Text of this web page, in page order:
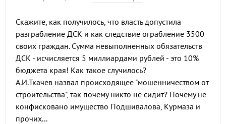
Скажите, как получилось, что власть допустила
разграбление ДСК и как следствие ограбление 3500
своих граждан. Сумма невыполненных обязательств
ДСК - исчисляется 5 миллиардами рублей - это 10%
бюджета края! Как такое случилось?
А.И.Ткачев назвал происходящее "мошенничеством от
строительства", так почему никто не сидит? Почему не
конфисковано имущество Подшивалова, Курмаза и
прочих...